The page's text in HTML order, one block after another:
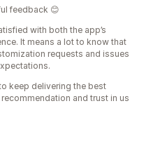
feedback 😊
with both the app’s
It means a lot to know that
requests and issues
keep delivering the best
and trust in us